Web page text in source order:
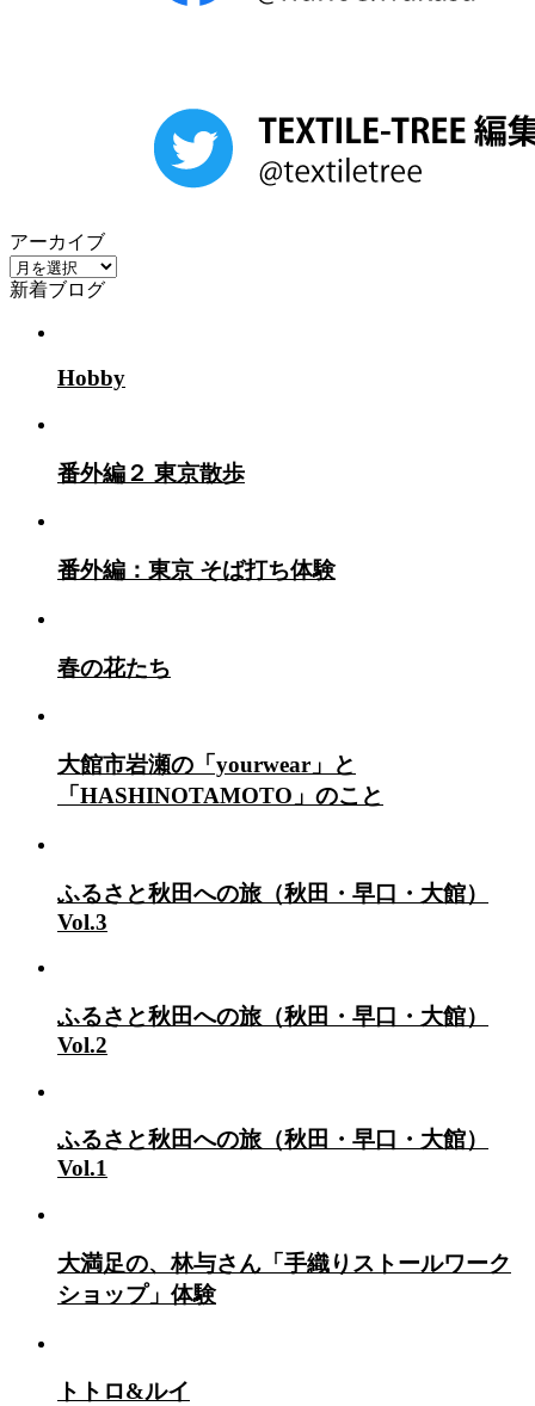
アーカイブ
ア
ー
新着ブログ
Hobby
番外編２ 東京散歩
番外編：東京 そば打ち体験
春の花たち
大館市岩瀬の「yourwear」と
「HASHINOTAMOTO」のこと
ふるさと秋田への旅（秋田・早口・大館）
Vol.3
ふるさと秋田への旅（秋田・早口・大館）
Vol.2
ふるさと秋田への旅（秋田・早口・大館）
Vol.1
大満足の、林与さん「手織りストールワーク
ショップ」体験
トトロ&ルイ